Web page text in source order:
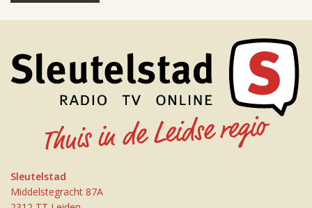
Sleutelstad
Middelstegracht 87A